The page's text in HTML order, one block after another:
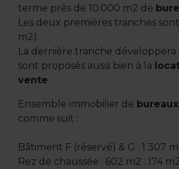
terme près de 10.000 m2 de
Les deux premières tranches
m2).
La dernière tranche développera
sont proposés aussi bien à la
vente.
Ensemble immobilier de bureaux
comme suit :
Bâtiment F (réservé) & G : 1 307
Rez de chaussée : 602 m2 : 174